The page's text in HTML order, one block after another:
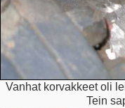
Vanhat korvakkeet oli
Tein